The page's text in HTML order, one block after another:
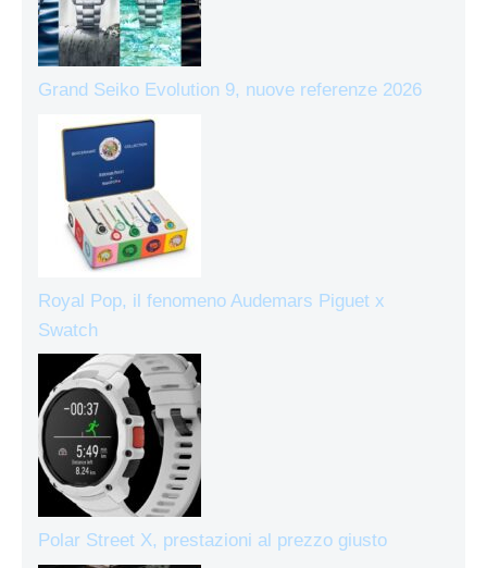
Grand Seiko Evolution 9, nuove referenze 2026
Royal Pop, il fenomeno Audemars Piguet x
Swatch
Polar Street X, prestazioni al prezzo giusto